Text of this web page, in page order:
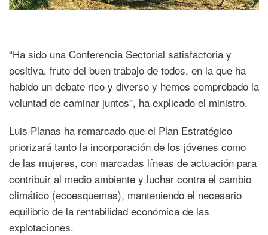
“Ha sido una Conferencia Sectorial satisfactoria y
positiva, fruto del buen trabajo de todos, en la que ha
habido un debate rico y diverso y hemos comprobado la
voluntad de caminar juntos”, ha explicado el ministro.
Luis Planas ha remarcado que el Plan Estratégico
priorizará tanto la incorporación de los jóvenes como
de las mujeres, con marcadas líneas de actuación para
contribuir al medio ambiente y luchar contra el cambio
climático (ecoesquemas), manteniendo el necesario
equilibrio de la rentabilidad económica de las
explotaciones.